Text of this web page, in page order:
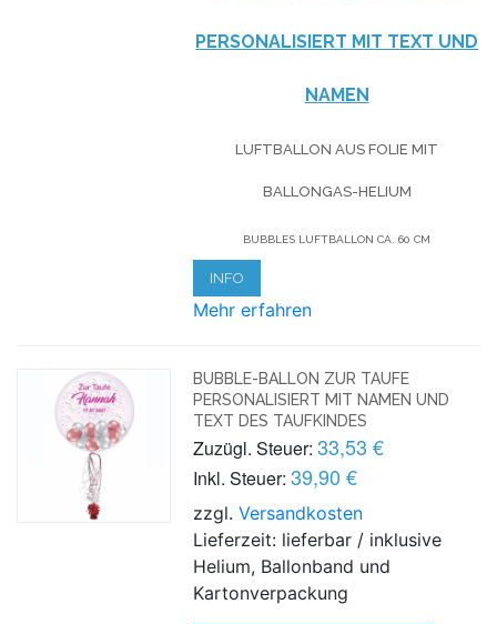
PERSONALISIERT MIT TEXT UND
NAMEN
LUFTBALLON AUS FOLIE MIT
BALLONGAS-HELIUM
BUBBLES LUFTBALLON CA. 60 CM
INFO
Mehr erfahren
BUBBLE-BALLON ZUR TAUFE
PERSONALISIERT MIT NAMEN UND
TEXT DES TAUFKINDES
Zuzügl. Steuer: 33,53 €
Inkl. Steuer: 39,90 €
zzgl.Versandkosten
Lieferzeit: lieferbar / inklusive
Helium, Ballonband und
Kartonverpackung